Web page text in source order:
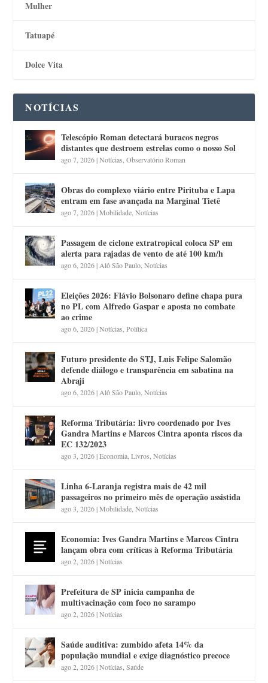
Mulher
Tatuapé
Dolce Vita
NOTÍCIAS
Telescópio Roman detectará buracos negros
distantes que destroem estrelas como o nosso Sol
ago 7, 2026|Notícias ,Observatório Roman
Obras do complexo viário entre Pirituba e Lapa
entram em fase avançada na Marginal Tietê
ago 7, 2026|Mobilidade ,Notícias
Passagem de ciclone extratropical coloca SP em
alerta para rajadas de vento de até 100 km/h
ago 6, 2026| Alô São Paulo ,Notícias
Eleições 2026: Flávio Bolsonaro define chapa pura
no PL com Alfredo Gaspar e aposta no combate
ao crime
ago 6, 2026|Notícias ,Política
Futuro presidente do STJ, Luis Felipe Salomão
defende diálogo e transparência em sabatina na
Abraji
ago 6, 2026| Alô São Paulo ,Notícias
Reforma Tributária: livro coordenado por Ives
Gandra Martins e Marcos Cintra aponta riscos da
EC 132/2023
ago 3, 2026|Economia ,Livros ,Notícias
Linha 6-Laranja registra mais de 42 mil
passageiros no primeiro mês de operação assistida
ago 3, 2026|Mobilidade ,Notícias
Economia: Ives Gandra Martins e Marcos Cintra
lançam obra com críticas à Reforma Tributária
ago 2, 2026|Notícias
Prefeitura de SP inicia campanha de
multivacinação com foco no sarampo
ago 2, 2026|Notícias
Saúde auditiva: zumbido afeta 14% da
população mundial e exige diagnóstico precoce
ago 2, 2026|Notícias ,Saúde